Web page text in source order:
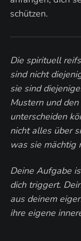
schützen.
Die spirituell
sind nicht
sie sind
Mustern und
unterscheiden
nicht alles über
was sie mächtig
Deine Aufgabe
dich triggert.
aus deinem
ihre eigene